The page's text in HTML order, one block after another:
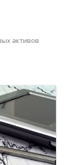
активов